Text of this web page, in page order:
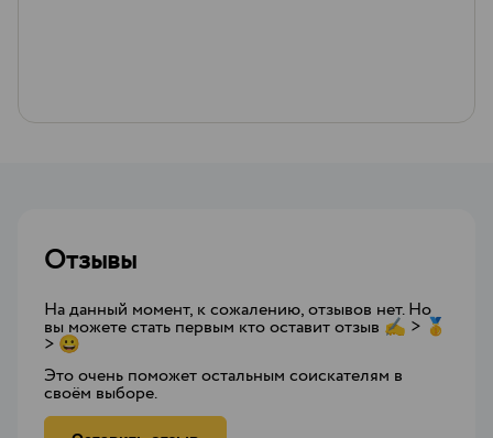
Отзывы
На данный момент, к сожалению, отзывов нет. Но
вы можете стать первым кто оставит отзыв ✍ > 🥇
> 😀
Это очень поможет остальным соискателям в
своём выборе.